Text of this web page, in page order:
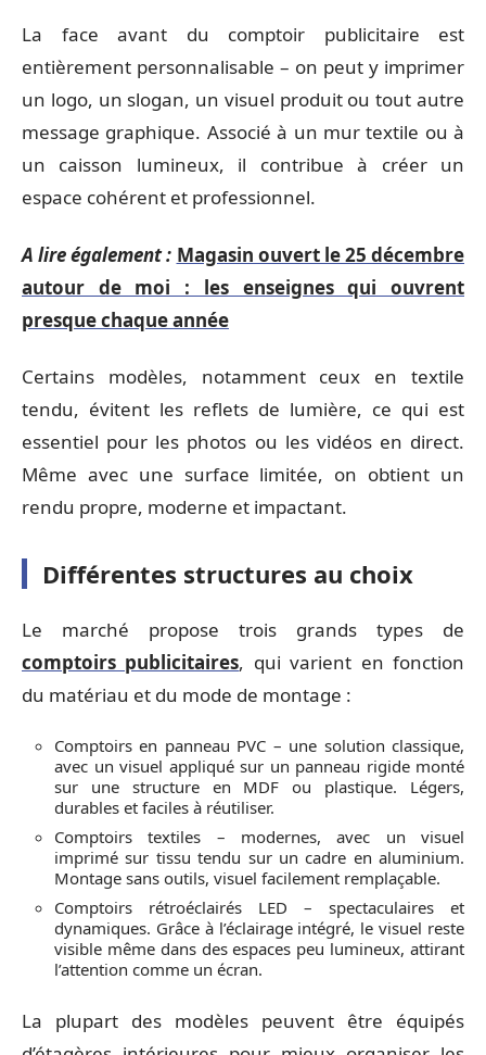
La face avant du comptoir publicitaire est
entièrement personnalisable – on peut y imprimer
un logo, un slogan, un visuel produit ou tout autre
message graphique. Associé à un mur textile ou à
un caisson lumineux, il contribue à créer un
espace cohérent et professionnel.
A lire également : Magasin ouvert le 25 décembre
autour de moi : les enseignes qui ouvrent
presque chaque année
Certains modèles, notamment ceux en textile
tendu, évitent les reflets de lumière, ce qui est
essentiel pour les photos ou les vidéos en direct.
Même avec une surface limitée, on obtient un
rendu propre, moderne et impactant.
Différentes structures au choix
Le marché propose trois grands types de
comptoirs publicitaires, qui varient en fonction
du matériau et du mode de montage :
Comptoirs en panneau PVC – une solution classique,
avec un visuel appliqué sur un panneau rigide monté
sur une structure en MDF ou plastique. Légers,
durables et faciles à réutiliser.
Comptoirs textiles – modernes, avec un visuel
imprimé sur tissu tendu sur un cadre en aluminium.
Montage sans outils, visuel facilement remplaçable.
Comptoirs rétroéclairés LED – spectaculaires et
dynamiques. Grâce à l’éclairage intégré, le visuel reste
visible même dans des espaces peu lumineux, attirant
l’attention comme un écran.
La plupart des modèles peuvent être équipés